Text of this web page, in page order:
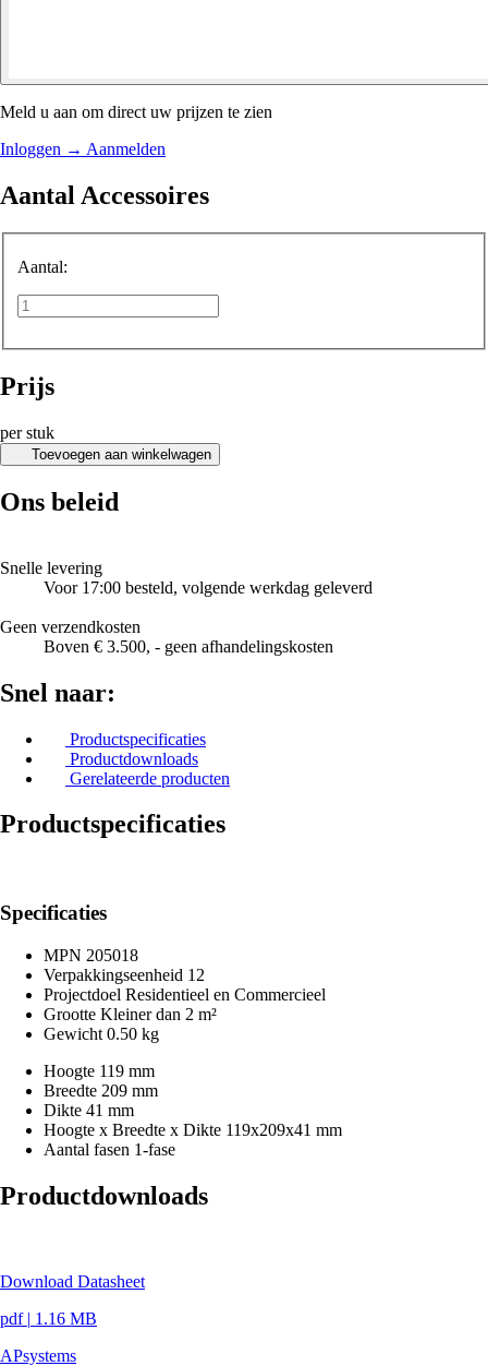
Meld u aan om direct uw prijzen te zien
Inloggen → Aanmelden
Aantal Accessoires
Aantal:
Prijs
per stuk
Toevoegen aan winkelwagen
Ons beleid
Snelle levering
Voor 17:00 besteld, volgende werkdag geleverd
Geen verzendkosten
Boven € 3.500, - geen afhandelingskosten
Snel naar:
Productspecificaties
Productdownloads
Gerelateerde producten
Productspecificaties
Specificaties
MPN 205018
Verpakkingseenheid 12
Projectdoel Residentieel en Commercieel
Grootte Kleiner dan 2 m²
Gewicht 0.50 kg
Hoogte 119 mm
Breedte 209 mm
Dikte 41 mm
Hoogte x Breedte x Dikte 119x209x41 mm
Aantal fasen 1-fase
Productdownloads
Download Datasheet
pdf | 1.16 MB
APsystems